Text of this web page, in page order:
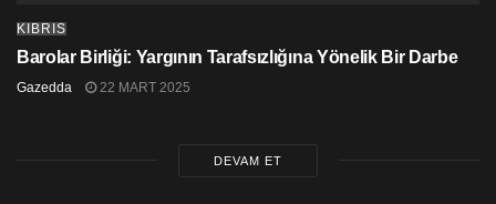
KIBRIS
Barolar Birliği: Yargının Tarafsızlığına Yönelik Bir Darbe
Gazedda 22 MART 2025
DEVAM ET